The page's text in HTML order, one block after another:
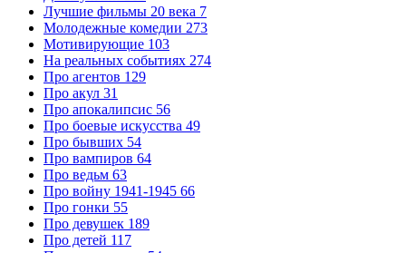
Лучшие фильмы 20 века 7
Молодежные комедии 273
Мотивирующие 103
На реальных событиях 274
Про агентов 129
Про акул 31
Про апокалипсис 56
Про боевые искусства 49
Про бывших 54
Про вампиров 64
Про ведьм 63
Про войну 1941-1945 66
Про гонки 55
Про девушек 189
Про детей 117